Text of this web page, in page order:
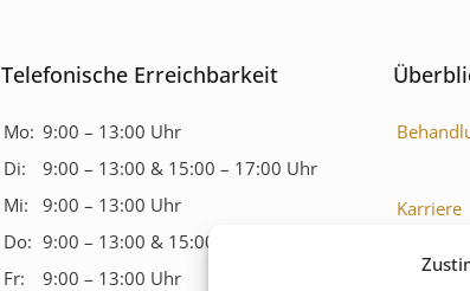
Telefonische Erreichbarkeit
Mo: 9:00 – 13:00 Uhr
Di:
9:00 – 13:00 & 15:00 – 17:00 Uhr
Mi:
9:00 – 13:00 Uhr
Do: 9:00 – 13:00 & 15:00 – 17:00 Uhr
Fr:
9:00 – 13:00 Uhr
Karriere